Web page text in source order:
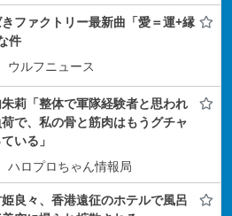
きファクトリー最新曲「愛＝運+縁
件
ウルフニュース
朱莉「整体で軍隊経験者と思われ
で、私の骨と筋肉はもうグチャ
いる」
ハロプロちゃん情報局
姫良々、香港遠征のホテルで風呂